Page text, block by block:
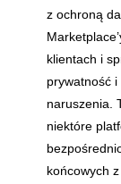
z ochroną
klientach i
prywatność
naruszenia.
niektóre
końcowych